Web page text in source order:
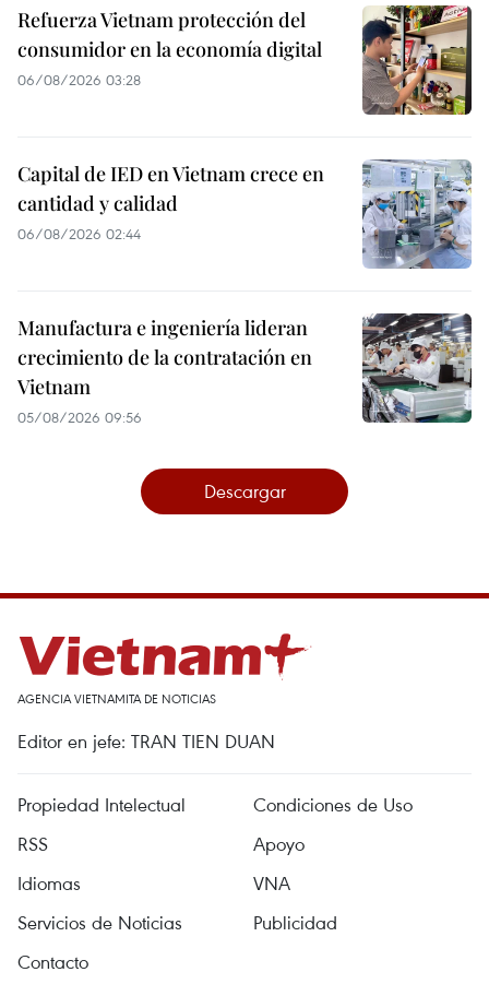
Refuerza Vietnam protección del
consumidor en la economía digital
06/08/2026 03:28
Capital de IED en Vietnam crece en
cantidad y calidad
06/08/2026 02:44
Manufactura e ingeniería lideran
crecimiento de la contratación en
Vietnam
05/08/2026 09:56
Descargar
AGENCIA VIETNAMITA DE NOTICIAS
Editor en jefe: TRAN TIEN DUAN
Propiedad Intelectual
Condiciones de Uso
RSS
Apoyo
Idiomas
VNA
Servicios de Noticias
Publicidad
Contacto